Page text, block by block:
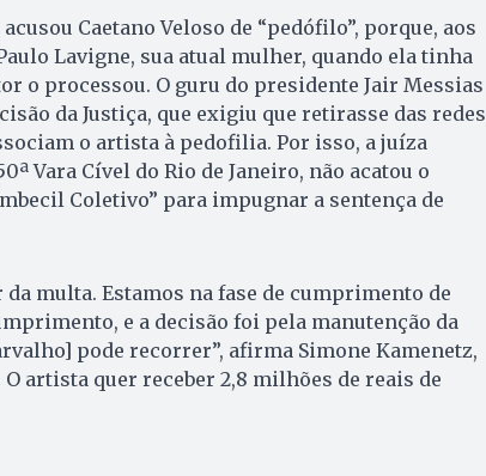
Caetano Veloso de “pedófilo”, porque, aos
Lavigne, sua atual mulher, quando ela tinha
o processou. O guru do presidente Jair Messias
da Justiça, que exigiu que retirasse das redes
o artista à pedofilia. Por isso, a juíza
Vara Cível do Rio de Janeiro, não acatou o
Coletivo” para impugnar a sentença de
da multa. Estamos na fase de cumprimento de
e a decisão foi pela manutenção da
pode recorrer”, afirma Simone Kamenetz,
O artista quer receber 2,8 milhões de reais de